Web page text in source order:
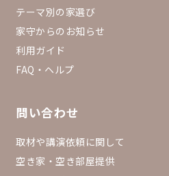
テーマ別の家選び
家守からのお知らせ
利用ガイド
FAQ・ヘルプ
問い合わせ
取材や講演依頼に関して
空き家・空き部屋提供